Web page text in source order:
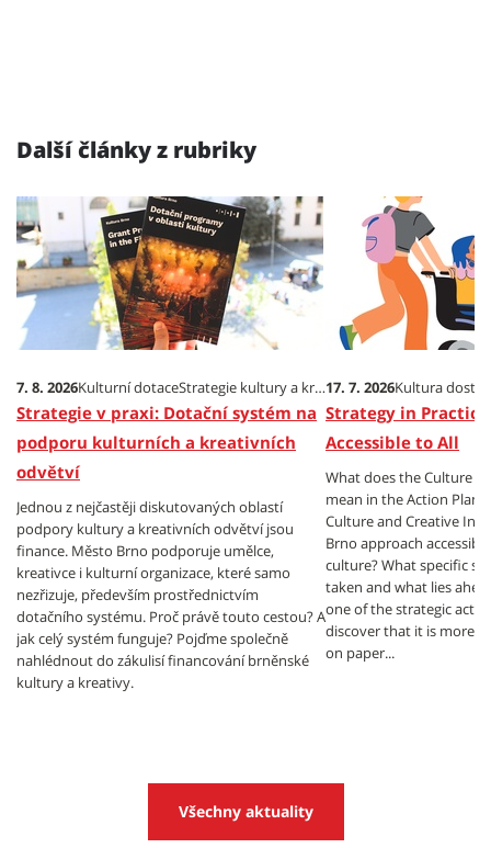
Další články z rubriky
7. 8. 2026Kulturní dotace Strategie kultury a kreativních odvětví
Strategie v praxi: Dotační systém na
podporu kulturních a kreativních
odvětví
Jednou z nejčastěji diskutovaných oblastí
podpory kultury a kreativních odvětví jsou
finance. Město Brno podporuje umělce,
kreativce i kulturní organizace, které samo
nezřizuje, především prostřednictvím
dotačního systému. Proč právě touto cestou? A
jak celý systém funguje? Pojďme společně
nahlédnout do zákulisí financování brněnské
kultury a kreativy.
17. 7. 2026Kultura
Strategy in
Accessible to All
What does the Culture
mean in the Action Plan
Culture and Creative
Brno approach
culture? What specific
taken and what lies
one of the strategic
discover that it is more
on paper...
Všechny aktuality